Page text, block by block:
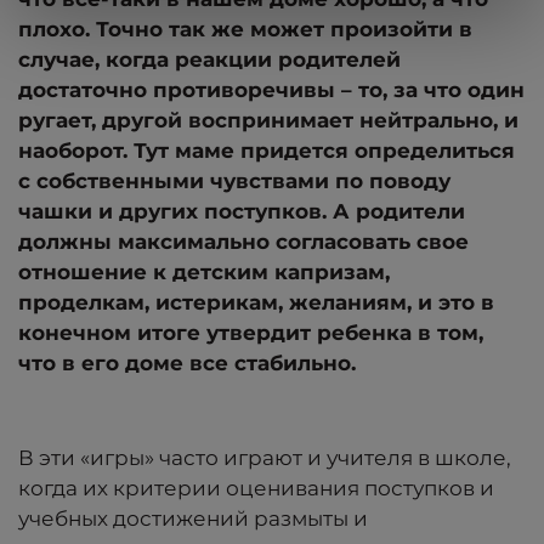
плохо. Точно так же может произойти в
случае, когда реакции родителей
достаточно противоречивы – то, за что один
ругает, другой воспринимает нейтрально, и
наоборот. Тут маме придется определиться
с собственными чувствами по поводу
чашки и других поступков. А родители
должны максимально согласовать свое
отношение к детским капризам,
проделкам, истерикам, желаниям, и это в
конечном итоге утвердит ребенка в том,
что в его доме все стабильно.
В эти «игры» часто играют и учителя в школе,
когда их критерии оценивания поступков и
учебных достижений размыты и